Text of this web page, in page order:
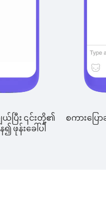
ပြီး ၎င်းတို့၏
ဖုန်းခေါ်ပါ
စကားပြော